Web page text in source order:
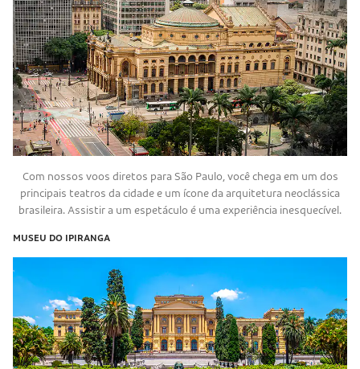
Com nossos voos diretos para São Paulo, você chega em um dos
principais teatros da cidade e um ícone da arquitetura neoclássica
brasileira. Assistir a um espetáculo é uma experiência inesquecível.
MUSEU DO IPIRANGA